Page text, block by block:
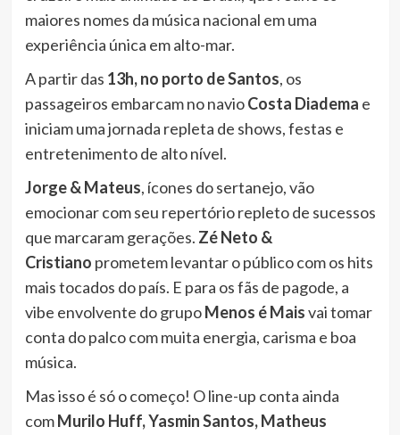
maiores nomes da música nacional em uma
experiência única em alto-mar.
A partir das 13h, no porto de Santos, os
passageiros embarcam no navioCosta Diadema e
iniciam uma jornada repleta de shows, festas e
entretenimento de alto nível.
Jorge & Mateus, ícones do sertanejo, vão
emocionar com seu repertório repleto de sucessos
que marcaram gerações. Zé Neto &
Cristiano prometem levantar o público com os hits
mais tocados do país. E para os fãs de pagode, a
vibe envolvente do grupoMenos é Maisvai tomar
conta do palco com muita energia, carisma e boa
música.
Mas isso é só o começo! O line-up conta ainda
comMurilo Huff, Yasmin Santos, Matheus